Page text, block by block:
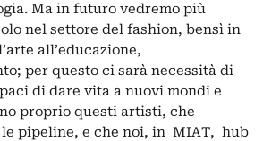
Ma in futuro vedremo più
nel settore del fashion, bensì in
all’educazione,
per questo ci sarà necessità di
di dare vita a nuovi mondi e
proprio questi artisti, che
pipeline, e che noi, in MIAT, hub